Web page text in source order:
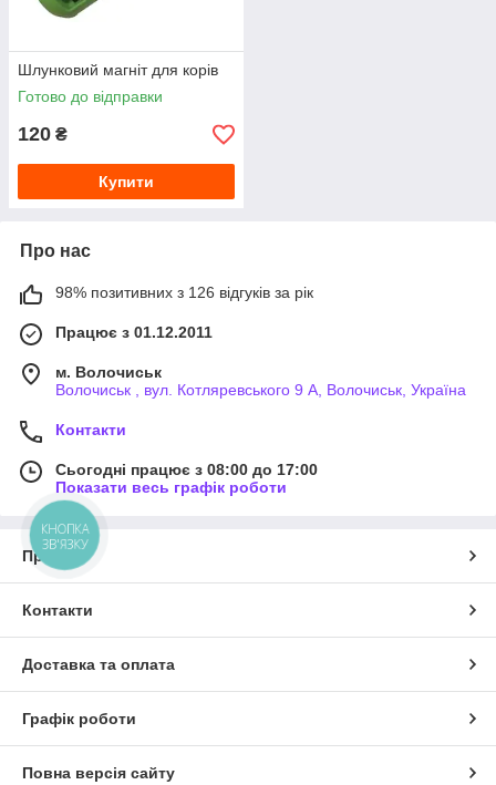
Шлунковий магніт для корів
Готово до відправки
120 ₴
Купити
Про нас
98% позитивних з 126 відгуків за рік
Працює з 01.12.2011
м. Волочиськ
Волочиськ , вул. Котляревського 9 А, Волочиськ, Україна
Контакти
Сьогодні працює з 08:00 до 17:00
Показати весь графік роботи
Про нас
Контакти
Доставка та оплата
Графік роботи
Повна версія сайту
КНОПКА
ЗВ'ЯЗКУ